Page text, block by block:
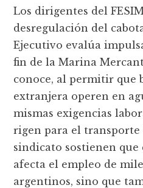
Los dirigentes del
desregulación del
Ejecutivo evalúa
fin de la Marina
conoce, al permitir que
extranjera operen en
mismas exigencias
rigen para el transporte
sindicato sostienen que
afecta el empleo de
argentinos, sino que